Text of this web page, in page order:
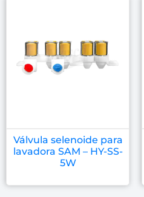
Válvula selenoide para
lavadora SAM – HY-SS-
5W